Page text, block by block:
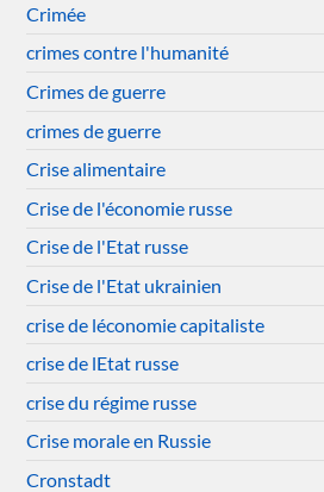
Crimée
crimes contre l'humanité
Crimes de guerre
crimes de guerre
Crise alimentaire
Crise de l'économie russe
Crise de l'Etat russe
Crise de l'Etat ukrainien
crise de léconomie capitaliste
crise de lEtat russe
crise du régime russe
Crise morale en Russie
Cronstadt